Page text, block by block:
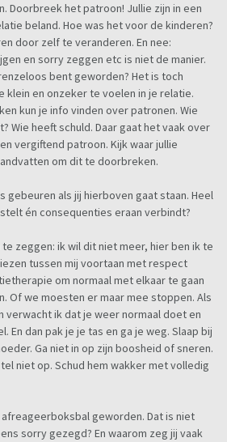
Doorbreek het patroon! Jullie zijn in een
beland. Hoe was het voor de kinderen?
door zelf te veranderen. En nee:
en sorry zeggen etc is niet de manier.
bent geworden? Het is toch
klein en onzeker te voelen in je relatie.
kun je info vinden over patronen. Wie
Wie heeft schuld. Daar gaat het vaak over
vergiftend patroon. Kijk waar jullie
om dit te doorbreken.
gebeuren als jij hierboven gaat staan. Heel
én consequenties eraan verbindt?
zeggen: ik wil dit niet meer, hier ben ik te
tussen mij voortaan met respect
om normaal met elkaar te gaan
Of we moesten er maar mee stoppen. Als
verwacht ik dat je weer normaal doet en
En dan pak je je tas en ga je weg. Slaap bij
Ga niet in op zijn boosheid of sneren.
niet op. Schud hem wakker met volledig
geworden. Dat is niet
sorry gezegd? En waarom zeg jij vaak